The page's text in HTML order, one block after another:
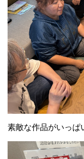
素敵な作品がいっぱ